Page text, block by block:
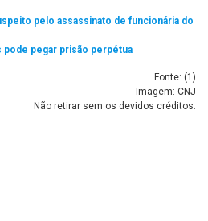
pelo assassinato de funcionária do
pegar prisão perpétua
Fonte: (1 )
Imagem: CNJ
Não retirar sem os devidos créditos.